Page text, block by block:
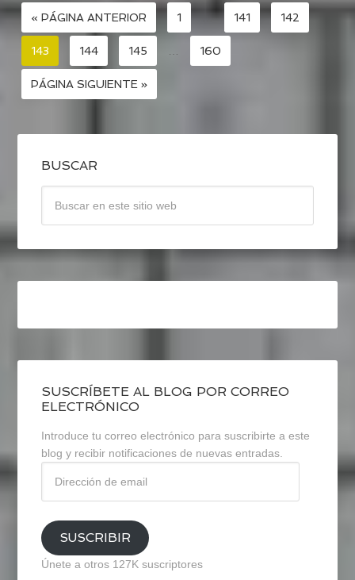
« PÁGINA ANTERIOR 1 … 141 142
143 144 145 160
PÁGINA SIGUIENTE »
BUSCAR
SUSCRÍBETE AL BLOG POR CORREO
ELECTRÓNICO
Introduce tu correo electrónico para suscribirte a este
blog y recibir notificaciones de nuevas entradas.
email
SUSCRIBIR
Únete a otros 127K suscriptores